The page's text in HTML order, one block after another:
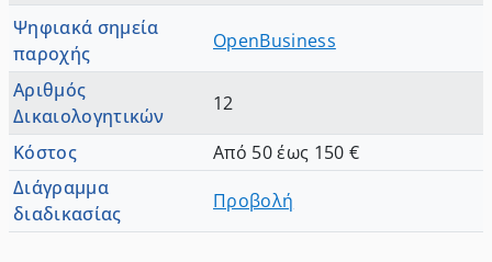
Ψηφιακά σημεία
παροχής
OpenBusiness
Αριθμός
Δικαιολογητικών
12
Κόστος
Από 50 έως 150 €
Διάγραμμα
διαδικασίας
Προβολή